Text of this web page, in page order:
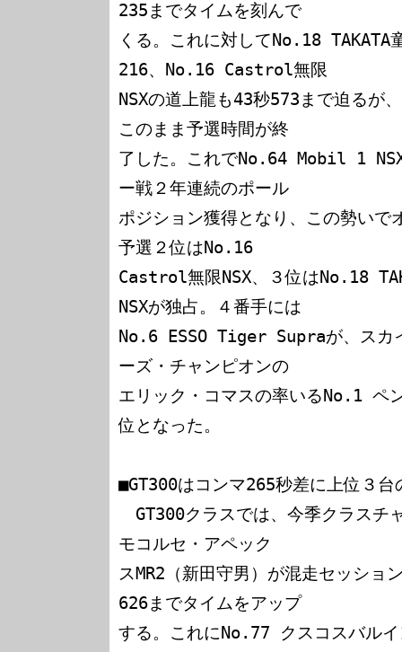
235までタイムを刻んで
くる。これに対してNo.18 TAKATA
216、No.16 Castrol無限
NSXの道上龍も43秒573まで迫る
このまま予選時間が終
了した。これでNo.64 Mobil 1
ー戦２年連続のポール
ポジション獲得となり、この勢いで
予選２位はNo.16
Castrol無限NSX、３位はNo.18
NSXが独占。４番手には
No.6 ESSO Tiger Supraが、スカ
ーズ・チャンピオンの
エリック・コマスの率いるNo.1 ペ
位となった。
■GT300はコンマ265秒差に上位３台
GT300クラスでは、今季クラスチ
モコルセ・アペック
スMR2（新田守男）が混走セッショ
626までタイムをアップ
する。これにNo.77 クスコスバル